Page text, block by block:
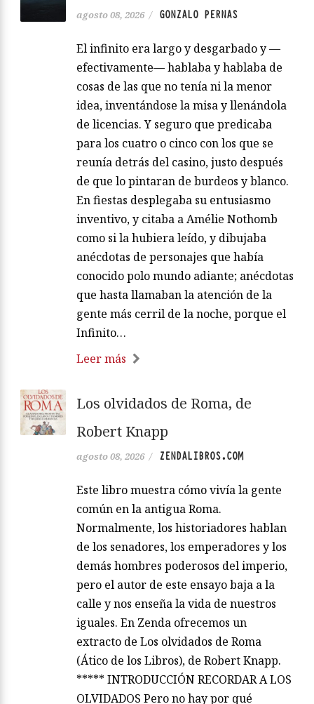
agosto 08, 2026 / GONZALO PERNAS
El infinito era largo y desgarbado y —
efectivamente— hablaba y hablaba de
cosas de las que no tenía ni la menor
idea, inventándose la misa y llenándola
de licencias. Y seguro que predicaba
para los cuatro o cinco con los que se
reunía detrás del casino, justo después
de que lo pintaran de burdeos y blanco.
En fiestas desplegaba su entusiasmo
inventivo, y citaba a Amélie Nothomb
como si la hubiera leído, y dibujaba
anécdotas de personajes que había
conocido polo mundo adiante; anécdotas
que hasta llamaban la atención de la
gente más cerril de la noche, porque el
Infinito…
Leer más
Los olvidados de Roma, de
Robert Knapp
agosto 08, 2026 / ZENDALIBROS.COM
Este libro muestra cómo vivía la gente
común en la antigua Roma.
Normalmente, los historiadores hablan
de los senadores, los emperadores y los
demás hombres poderosos del imperio,
pero el autor de este ensayo baja a la
calle y nos enseña la vida de nuestros
iguales. En Zenda ofrecemos un
extracto de Los olvidados de Roma
(Ático de los Libros), de Robert Knapp.
***** INTRODUCCIÓN RECORDAR A LOS
OLVIDADOS Pero no hay por qué